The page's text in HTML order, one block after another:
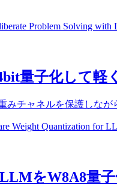
Problem Solving with
量子化して軽
みチャネルを保護しな
Weight Quantization for
をW8A8量